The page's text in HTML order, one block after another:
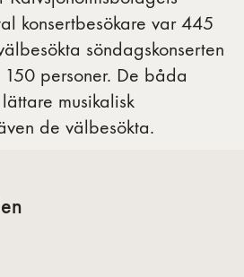
konsertbesökare var 445
söndagskonserten
personer. De båda
musikalisk
de välbesökta.